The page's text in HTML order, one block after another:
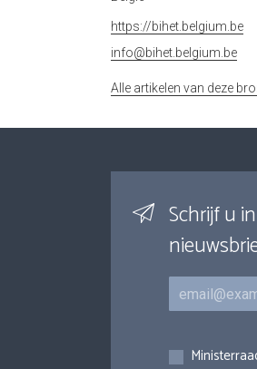
https://bihet.belgium.be
info@bihet.belgium.be
Alle artikelen van deze
Schrijf u
E-mail
Inschrijvingen